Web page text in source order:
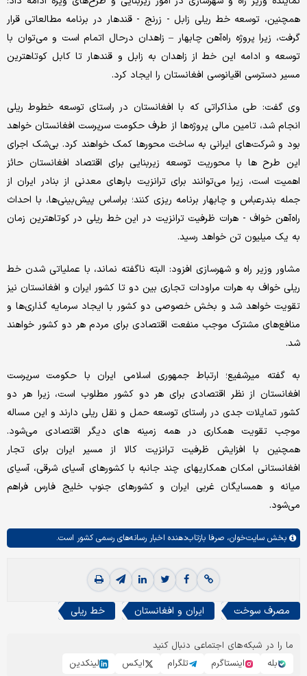
همچنین، توسعه خط ریلی زابل - زرنج - قندهار در برنامه مطالعاتی قرار
گرفت، زیرا پروژه راه‌آهن چابهار – زاهدان درحال اتمام است و می‌توان با
توسعه و ادامه این خط از زاهدان به زابل و قندهار تا کابل کوتاهترین
مسیر دسترسی اقیانوسی افغانستان را ایجاد کرد.
وی گفت: طی مذاکراتی که با افغانستان در راستای توسعه خطوط ریلی
انجام شد، تامین مالی پروژه‌ها از طرف حکومت سرپرست افغانستان خواهد
بود و شرکت‌های ایرانی به ساخت محورها کمک خواهند کرد. بی‌شک اجرای
این طرح ها با محوریت توسعه زیربنایی برای اقتصاد افغانستان حائز
اهمیت است، زیرا می‌توانند برای ترانزیت بارهای معدنی از بنادر ایران از
جمله بندرعباس و چابهار برنامه ریزی کنند؛ براساس پیش‌بینی‌ها، با احداث
راه‌آهن خواف - هرات ظرفیت ترانزیت در این خط ریلی در کوتاهترین زمان
به یک میلیون تن خواهد رسید.
مشاور وزیر راه و شهرسازی افزود: البته ناگفته نماند، با عملیاتی شدن خط
ریلی خواف به هرات مراودات تجاری بین دو تا کشور ایران و افغانستان نیز
تقویت خواهد شد و بخش خصوصی دو کشور با ایجاد سرمایه گذاری‌ها و
منافع‌های مشترک موجب منفعت اقتصادی برای مردم هر دو کشور خواهند
شد.
به گفته میرشفیع؛ ارتباط جمهوری اسلامی ایران با حکومت سرپرست
افغانستان از نظر اقتصادی برای هر دو کشور مطلوب است، زیرا هر دو
کشور تمایلات جدی در راستای توسعه حمل و نقل ریلی دارند و این مساله
موجب تقویت همکاری در همه زمینه های دیگر اقتصادی می‌شود.
همچنین با افزایش ظرفیت ترانزیت کالا از مسیر ایران برای تجار
افغانستانی امکان همکاریهای چند جانبه با کشورهای آسیای شرقی، آسیای
میانه و همسایگان غربی ایران و کشورهای جنوب خلیج فارس فراهم
می‌شود.
بخش سایت‌خوان، صرفا بازتاب‌دهنده اخبار رسانه‌های رسمی کشور است.
مصرف سوخت ایران و افغانستان خط ریلی
ما را در شبکه‌های اجتماعی دنبال کنید
بله
اینستاگرم تلگرام ایکس لینکدین